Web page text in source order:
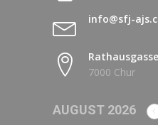
info@sfj-
7000 Chur
AUGUST 2026